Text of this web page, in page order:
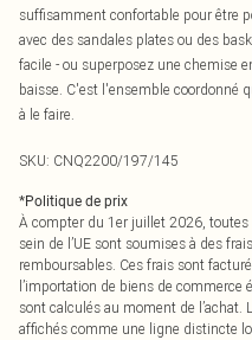
suffisamment confortable pour être
avec des sandales plates ou des
facile - ou superposez une chemise
baisse. C'est l'ensemble coordonné
à le faire.
SKU: CNQ2200/197/145
*Politique de prix
À compter du 1er juillet 2026, toutes
sein de l’UE sont soumises à des
remboursables. Ces frais sont
l’importation de biens de commerce
sont calculés au moment de l’achat.
affichés comme une ligne distincte